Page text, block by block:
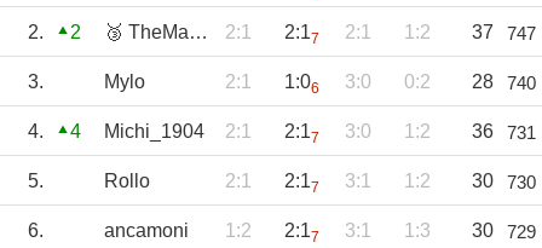
2. 2 🥉 TheMagicEye 2:1 2:17 2:1 1:2 37 747
3. Mylo 2:1 1:06 3:0 0:2 28 740
4. 4 Michi_1904 2:1 2:17 3:0 1:2 36 731
5. Rollo 2:1 2:17 3:1 1:2 30 730
6. ancamoni 1:2 2:17 3:1 1:3 30 729